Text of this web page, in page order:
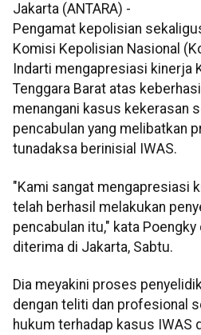
Jakarta (ANTARA) -
Pengamat kepolisian
Komisi Kepolisian Nasional
Indarti mengapresiasi kinerja
Tenggara Barat atas
menangani kasus kekerasan
pencabulan yang melibatkan
tunadaksa berinisial IWAS.
"Kami sangat mengapresiasi
telah berhasil melakukan
pencabulan itu," kata
diterima di Jakarta, Sabtu.
Dia meyakini proses
dengan teliti dan profesional
hukum terhadap kasus IWAS